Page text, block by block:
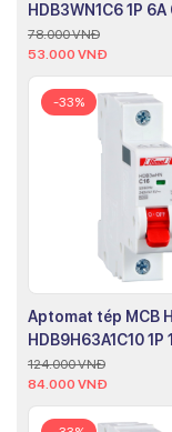
HDB3WN1C6 1P 6A
78.000VNĐ
53.000 VNĐ
-33%
Aptomat tép MCB
HDB9H63A1C10 1P
124.000VNĐ
84.000 VNĐ